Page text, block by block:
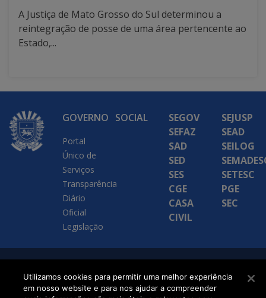
A Justiça de Mato Grosso do Sul determinou a
reintegração de posse de uma área pertencente ao
Estado,...
GOVERNO
Portal
Único de
Serviços
Transparência
Diário
Oficial
Legislação
SOCIAL
SEGOV
SEFAZ
SAD
SED
SES
CGE
CASA
CIVIL
SEJUSP
SEAD
SEILOG
SETESC
PGE
SEC
SETDIG | Secretaria-
Executiva de
Utilizamos cookies para permitir uma melhor experiência
em nosso website e para nos ajudar a compreender